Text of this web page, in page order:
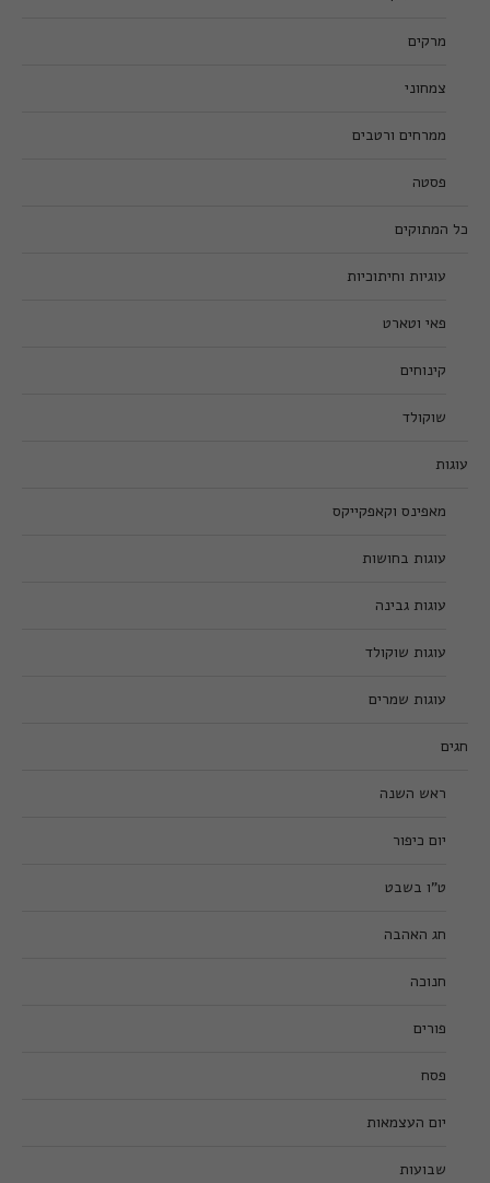
מרקים
צמחוני
ממרחים ורטבים
פסטה
כל המתוקים
עוגיות וחיתוכיות
פאי וטארט
קינוחים
שוקולד
עוגות
מאפינס וקאפקייקס
עוגות בחושות
עוגות גבינה
עוגות שוקולד
עוגות שמרים
חגים
ראש השנה
יום כיפור
ט”ו בשבט
חג האהבה
חנוכה
פורים
פסח
יום העצמאות
שבועות